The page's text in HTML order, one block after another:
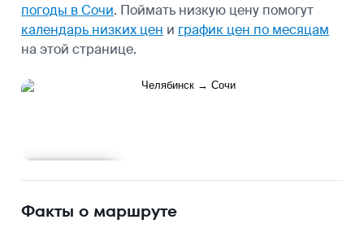
погоды в Сочи. Поймать низкую цену помогут
календарь низких цен и график цен по месяцам
на этой странице.
Факты о маршруте